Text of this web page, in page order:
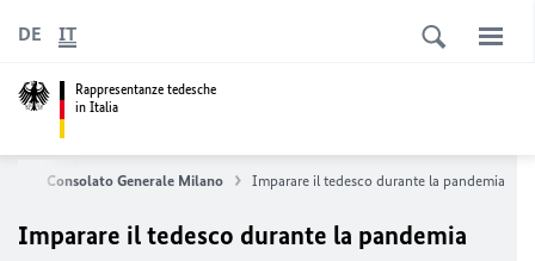
Rappresentanze tedesche
in Italia
DE IT
Consolato Generale Milano Imparare il tedesco durante la pandemia
Imparare il tedesco durante la pandemia